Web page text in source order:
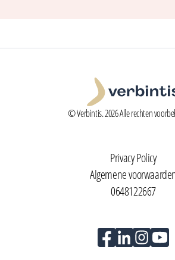
© Verbintis. 2026 Alle rechten
Privacy Policy
Algemene
0648122667